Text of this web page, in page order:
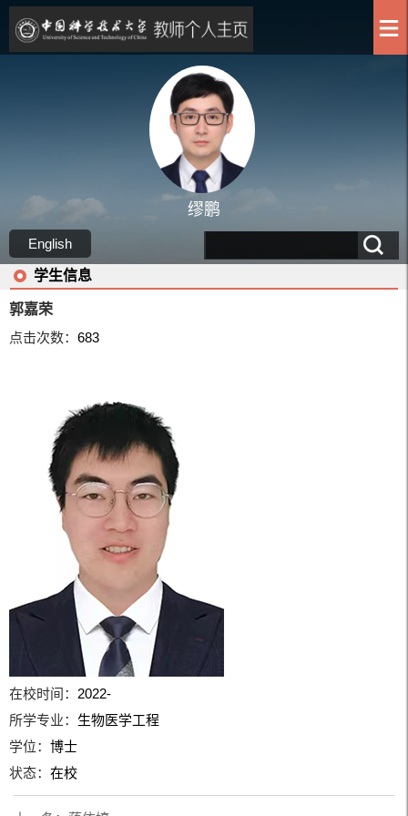
缪鹏
English
学生信息
郭嘉荣
点击次数：683
在校时间： 2022-
所学专业： 生物医学工程
学位：博士
状态：在校